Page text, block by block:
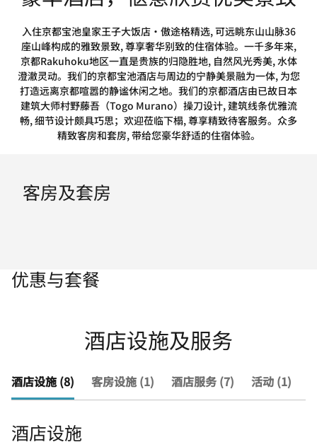
入住京都宝池皇家王子大饭店·傲途格精选, 可远眺东山山脉36
座山峰构成的雅致景致, 尊享奢华别致的住宿体验。一千多年来,
京都Rakuhoku地区一直是贵族的归隐胜地, 自然风光秀美, 水体
澄澈灵动。我们的京都宝池酒店与周边的宁静美景融为一体, 为您
打造远离京都喧嚣的静谧休闲之地。我们的京都酒店由已故日本
建筑大师村野藤吾（Togo Murano）操刀设计, 建筑线条优雅流
畅, 细节设计颇具巧思；欢迎莅临下榻, 尊享精致待客服务。众多
精致客房和套房, 带给您豪华舒适的住宿体验。
客房及套房
优惠与套餐
酒店设施及服务
酒店设施 (8) 客房设施 (1) 酒店服务 (7) 活动 (1)
酒店设施